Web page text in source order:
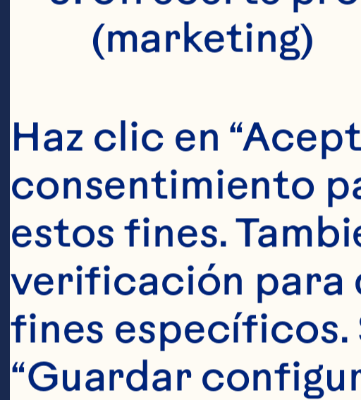
(marketing)
Haz clic en
consentimiento
estos fines.
verificación para
fines
“Guardar